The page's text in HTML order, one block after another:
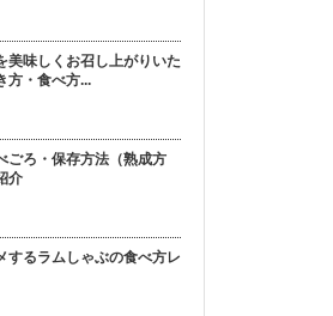
美味しくお召し上がりいた
方・食べ方...
ごろ・保存方法（熟成方
介
するラムしゃぶの食べ方レ